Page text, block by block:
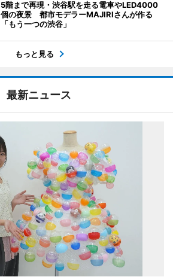
5階まで再現・渋谷駅を走る電車やLED4000
個の夜景 都市モデラーMAJIRIさんが作る
「もう一つの渋谷」
もっと見る
最新ニュース